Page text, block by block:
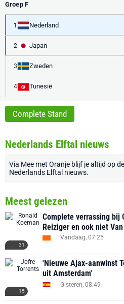
Groep F
1 Nederland
2 Japan
3 Zweden
4 Tunesië
Complete Stand
Nederlands Elftal nieuws
Via Mee met Oranje blijf je altijd op
Nederlands Elftal nieuws.
Meest gelezen
31
Complete verrassing bij
Reiziger en ook niet
Vandaag, 07:25
15
'Nieuwe Ajax-aanwinst
uit Amsterdam'
Gisteren, 08:49